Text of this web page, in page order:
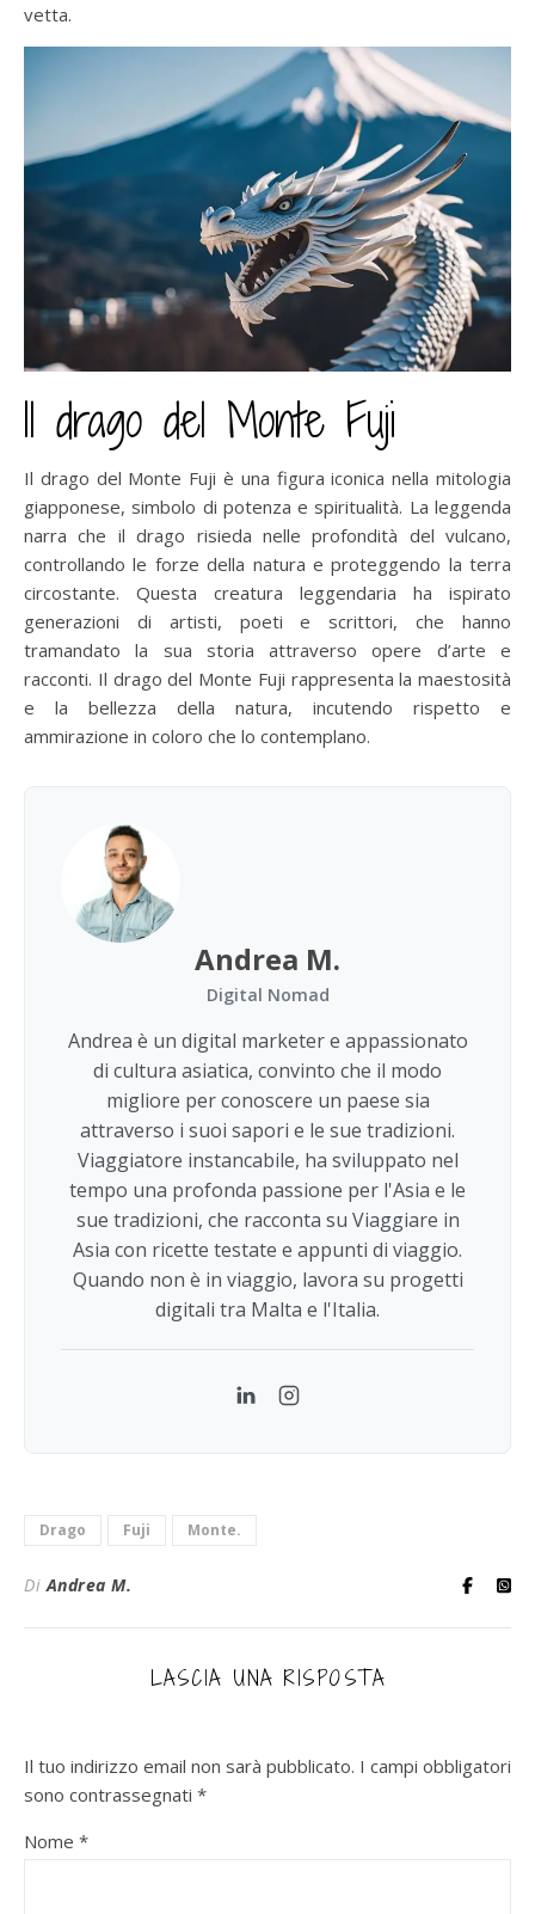
vetta.
Il drago del Monte Fuji
Il drago del Monte Fuji è una figura iconica nella mitologia
giapponese, simbolo di potenza e spiritualità. La leggenda
narra che il drago risieda nelle profondità del vulcano,
controllando le forze della natura e proteggendo la terra
circostante. Questa creatura leggendaria ha ispirato
generazioni di artisti, poeti e scrittori, che hanno
tramandato la sua storia attraverso opere d’arte e
racconti. Il drago del Monte Fuji rappresenta la maestosità
e la bellezza della natura, incutendo rispetto e
ammirazione in coloro che lo contemplano.
Andrea M.
Digital Nomad
Andrea è un digital marketer e appassionato
di cultura asiatica, convinto che il modo
migliore per conoscere un paese sia
attraverso i suoi sapori e le sue tradizioni.
Viaggiatore instancabile, ha sviluppato nel
tempo una profonda passione per l'Asia e le
sue tradizioni, che racconta su Viaggiare in
Asia con ricette testate e appunti di viaggio.
Quando non è in viaggio, lavora su progetti
digitali tra Malta e l'Italia.
LinkedInInstagram
Drago Fuji Monte.
DiAndrea M.
LASCIA UNA RISPOSTA
Il tuo indirizzo email non sarà pubblicato. I campi obbligatori
sono contrassegnati *
Nome *